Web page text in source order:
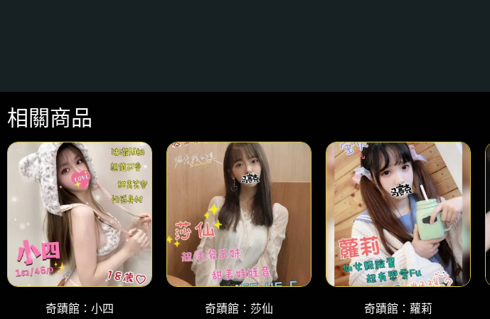
相關商品
奇蹟館：小四 奇蹟館：莎仙 奇蹟館：蘿莉